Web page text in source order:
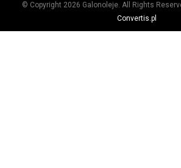
© Copyright 2026 Galonoleje. All Rights
Convertis.pl